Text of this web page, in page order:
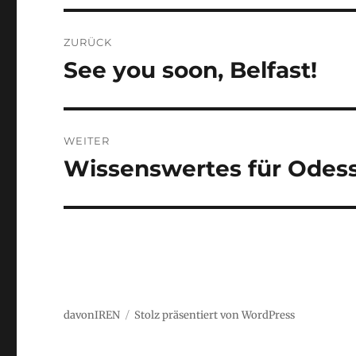
ZURÜCK
Vorheriger
See you soon, Belfast!
WEITER
Nächster
Wissenswertes für
davonIREN Stolz präsentiert von WordPress